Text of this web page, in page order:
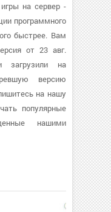
на сервер -
программного
быстрее. Вам
от 23 авг.
загрузили на
версию
на нашу
популярные
нашими